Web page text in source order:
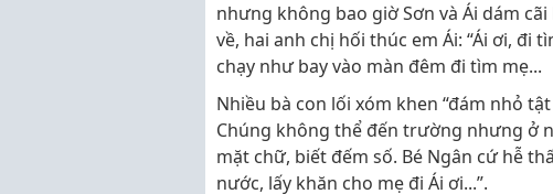
nhưng không bao giờ Sơn và Ái dám
về, hai anh chị hối thúc em Ái: “Ái ơi, đi
chạy như bay vào màn đêm đi tìm mẹ...
Nhiều bà con lối xóm khen “đám nhỏ
Chúng không thể đến trường nhưng ở
mặt chữ, biết đếm số. Bé Ngân cứ hễ
nước, lấy khăn cho mẹ đi Ái ơi...”.